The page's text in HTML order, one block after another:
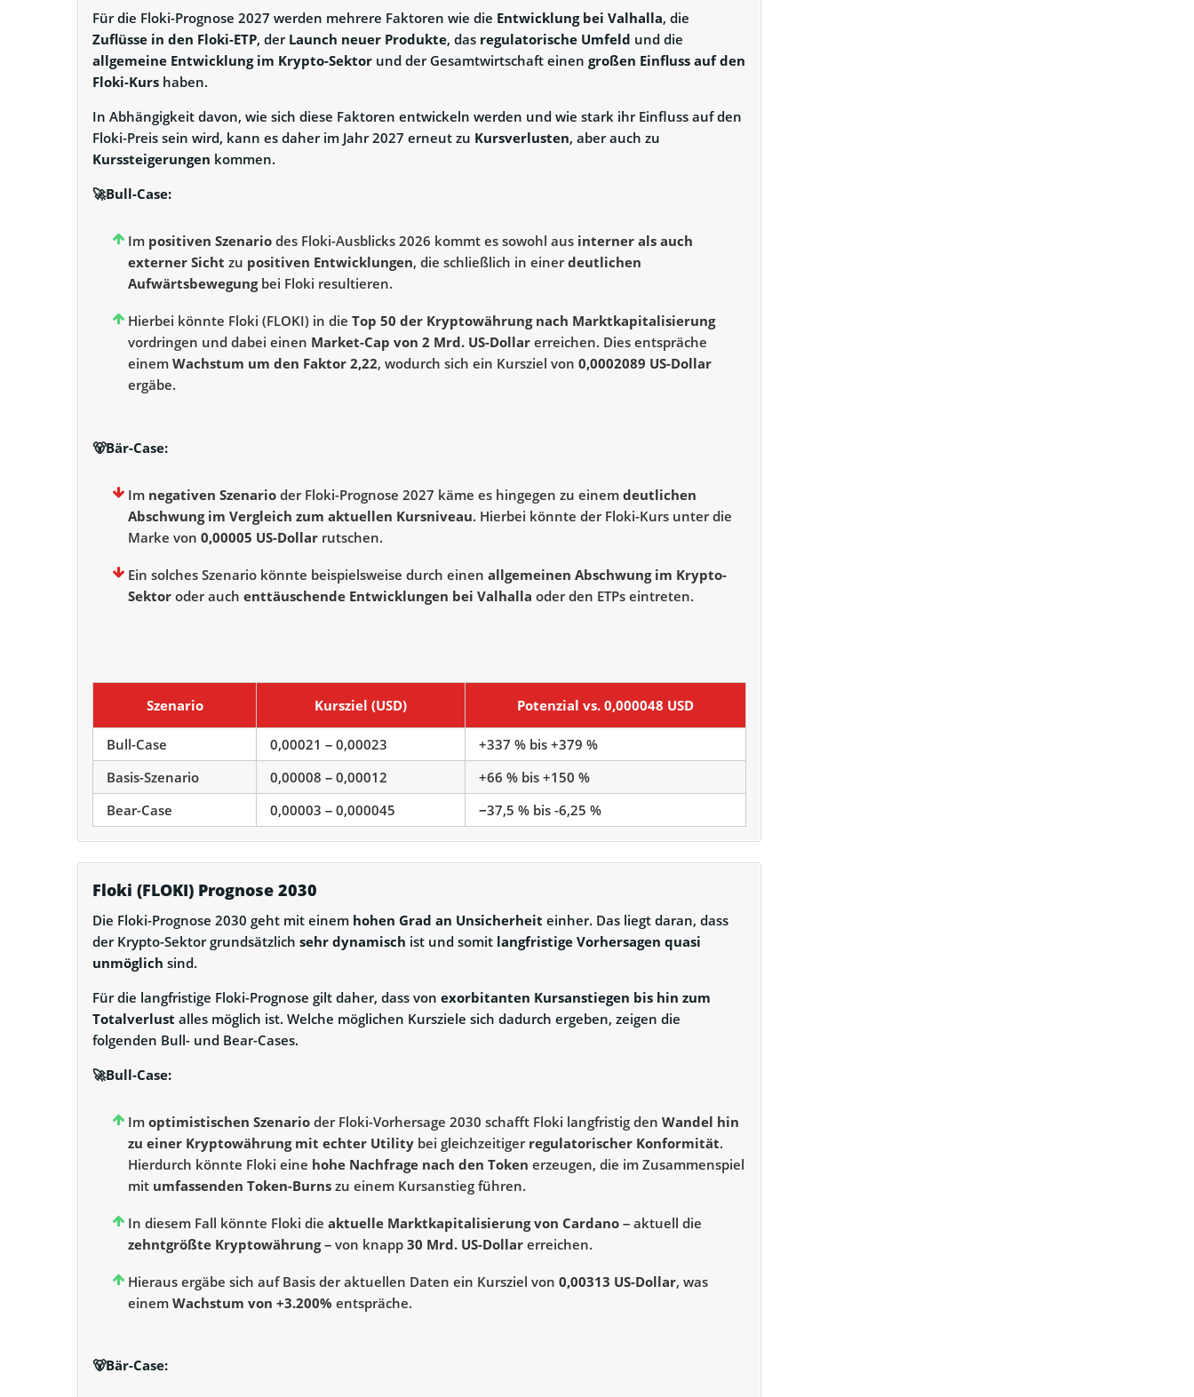
Für die Floki-Prognose 2027 werden mehrere Faktoren wie die Entwicklung bei Valhalla, die
Zuflüsse in den Floki-ETP, der Launch neuer Produkte, das regulatorische Umfeld und die
allgemeine Entwicklung im Krypto-Sektor und der Gesamtwirtschaft einen großen Einfluss auf den
Floki-Kurs haben.
In Abhängigkeit davon, wie sich diese Faktoren entwickeln werden und wie stark ihr Einfluss auf den
Floki-Preis sein wird, kann es daher im Jahr 2027 erneut zu Kursverlusten, aber auch zu
Kurssteigerungen kommen.
🚀Bull-Case:
Im positiven Szenario des Floki-Ausblicks 2026 kommt es sowohl aus interner als auch
externer Sicht zu positiven Entwicklungen, die schließlich in einerdeutlichen
Aufwärtsbewegungbei Floki resultieren.
Hierbei könnte Floki (FLOKI) in die Top 50 der Kryptowährung nach Marktkapitalisierung
vordringen und dabei einen Market-Cap von 2 Mrd. US-Dollar erreichen. Dies entspräche
einem Wachstum um den Faktor 2,22, wodurch sich ein Kursziel von 0,0002089 US-Dollar
ergäbe.
🐻Bär-Case:
Im negativen Szenario der Floki-Prognose 2027 käme es hingegen zu einem deutlichen
Abschwung im Vergleich zum aktuellen Kursniveau. Hierbei könnte der Floki-Kurs unter die
Marke von 0,00005 US-Dollar rutschen.
Ein solches Szenario könnte beispielsweise durch einen allgemeinen Abschwung im Krypto-
Sektor oder auch enttäuschende Entwicklungen bei Valhalla oder den ETPs eintreten.
Szenario Kursziel (USD) Potenzial vs. 0,000048 USD
Bull-Case 0,00021 – 0,00023
+337 % bis +379 %
Basis-Szenario
0,00008 – 0,00012
+66 % bis +150 %
Bear-Case
0,00003 – 0,000045 −37,5 % bis -6,25 %
Floki (FLOKI) Prognose 2030
Die Floki-Prognose 2030 geht mit einem hohen Grad an Unsicherheit einher. Das liegt daran, dass
der Krypto-Sektor grundsätzlich sehr dynamisch ist und somit langfristige Vorhersagen quasi
unmöglich sind.
Für die langfristige Floki-Prognose gilt daher, dass von exorbitanten Kursanstiegen bis hin zum
Totalverlust alles möglich ist. Welche möglichen Kursziele sich dadurch ergeben, zeigen die
folgenden Bull- und Bear-Cases.
🚀Bull-Case:
Im optimistischen Szenario der Floki-Vorhersage 2030 schafft Floki langfristig den Wandel hin
zu einer Kryptowährung mit echter Utility bei gleichzeitiger regulatorischer Konformität.
Hierdurch könnte Floki eine hohe Nachfrage nach den Token erzeugen, die im Zusammenspiel
mit umfassenden Token-Burns zu einem Kursanstieg führen.
In diesem Fall könnte Floki die aktuelle Marktkapitalisierung von Cardano – aktuell die
zehntgrößte Kryptowährung– von knapp 30 Mrd. US-Dollar erreichen.
Hieraus ergäbe sich auf Basis der aktuellen Daten ein Kursziel von 0,00313 US-Dollar, was
einem Wachstum von +3.200% entspräche.
🐻Bär-Case: